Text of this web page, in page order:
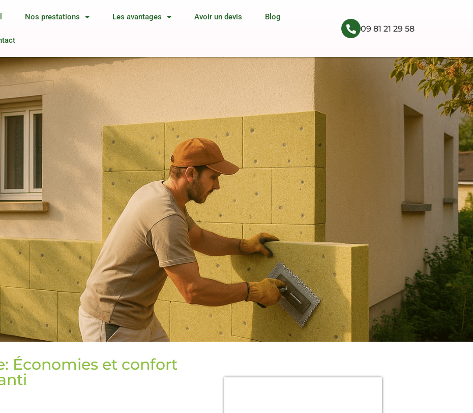
Nos prestations Les avantages Avoir un devis Blog
09 81 21 29 58
Économies et confort